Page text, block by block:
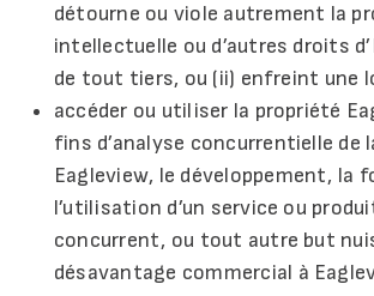
détourne ou viole autrement la
intellectuelle ou d’autres droits
de tout tiers, ou (ii) enfreint une
accéder ou utiliser la propriété
fins d’analyse concurrentielle de
Eagleview, le développement, la
l’utilisation d’un service ou
concurrent, ou tout autre but
désavantage commercial à